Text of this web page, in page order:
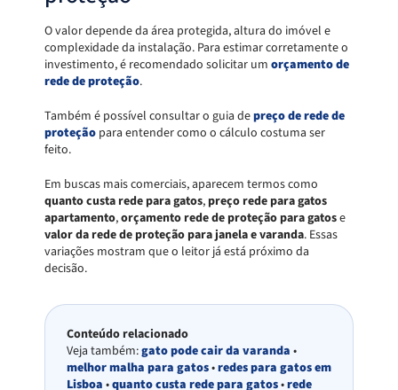
O valor depende da área protegida, altura do imóvel e
complexidade da instalação. Para estimar corretamente o
investimento, é recomendado solicitar um orçamento de
rede de proteção.
Também é possível consultar o guia depreço de rede de
proteção para entender como o cálculo costuma ser
feito.
Em buscas mais comerciais, aparecem termos como
quanto custa rede para gatos, preço rede para gatos
apartamento,orçamento rede de proteção para gatose
valor da rede de proteção para janela e varanda. Essas
variações mostram que o leitor já está próximo da
decisão.
Conteúdo relacionado
Veja também:gato pode cair da varanda •
melhor malha para gatos•redes para gatos em
Lisboa •quanto custa rede para gatos•rede